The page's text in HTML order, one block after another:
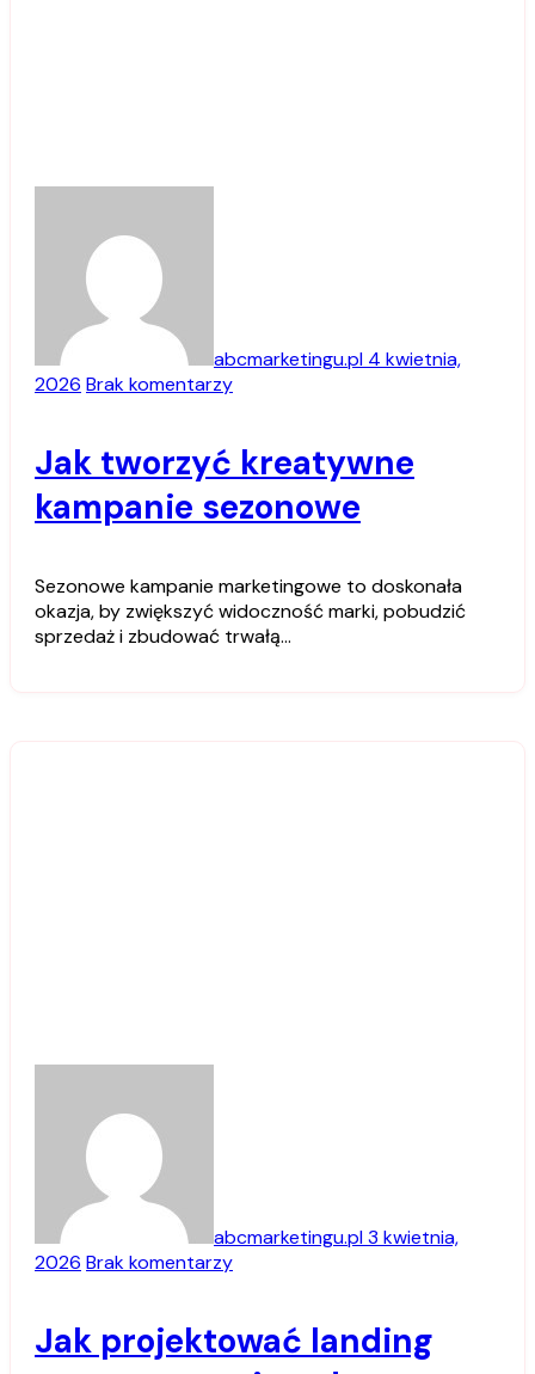
abcmarketingu.pl 4 kwietnia,
2026 Brak komentarzy
Jak tworzyć kreatywne
kampanie sezonowe
Sezonowe kampanie marketingowe to doskonała
okazja, by zwiększyć widoczność marki, pobudzić
sprzedaż i zbudować trwałą…
abcmarketingu.pl3 kwietnia,
2026 Brak komentarzy
Jak projektować landing